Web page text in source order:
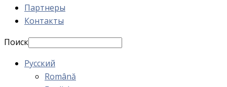
Партнеры
Контакты
Поиск
Русский
Română